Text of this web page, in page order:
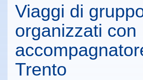
Viaggi di
organizzati con
Trento